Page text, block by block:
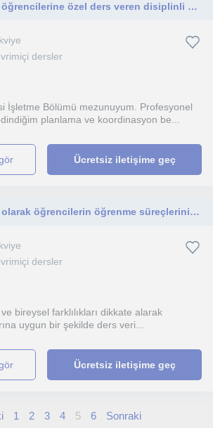
İlkokul ve ortaokul öğrencilerine özel ders veren disiplinli ve işletme mezunu bir eğitmenim.
dersler
İşletme Bölümü mezunuyum. Profesyonel
planlama ve koordinasyon be...
Ücretsiz iletişime geç
Psikoloji öğrencisi olarak öğrencilerin öğrenme süreçlerini anlayıp onlara uygun yöntemlerle destekleyici dersler veriyorum
dersler
bireysel farklılıkları dikkate alarak
uygun bir şekilde ders veri...
Ücretsiz iletişime geç
1 2 3 4 5 6 Sonraki